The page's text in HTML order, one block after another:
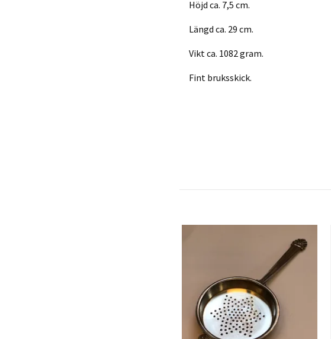
Höjd ca. 7,5 cm.
Längd ca. 29 cm.
Vikt ca. 1082 gram.
Fint bruksskick.